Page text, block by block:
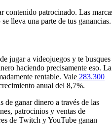
contenido patrocinado. Las
lleva una parte de tus ganancias.
jugar a videojuegos y te busques
haciendo precisamente eso. La
rentable. Vale 283.300
anual del 8,7%.
de ganar dinero a través de las
patrocinios y ventas de
de Twitch y YouTube ganan